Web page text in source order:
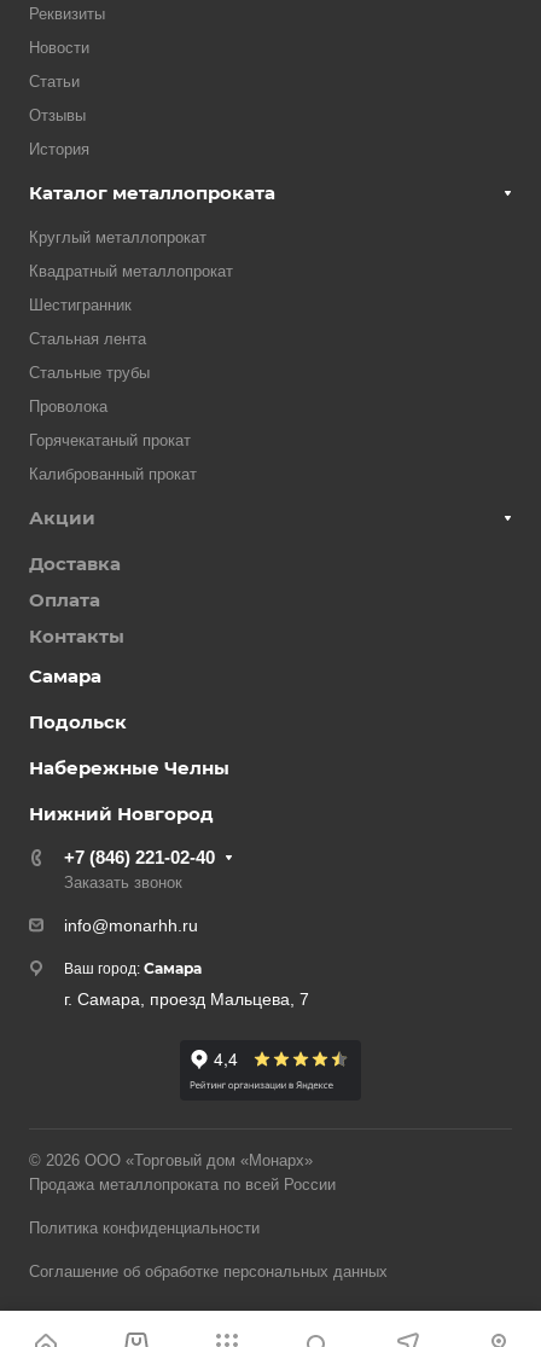
Реквизиты
Новости
Статьи
Отзывы
История
Каталог металлопроката
Круглый металлопрокат
Квадратный металлопрокат
Шестигранник
Стальная лента
Стальные трубы
Проволока
Горячекатаный прокат
Калиброванный прокат
Акции
Доставка
Оплата
Контакты
Самара
Подольск
Набережные Челны
Нижний Новгород
+7 (846) 221-02-40
Заказать звонок
info@monarhh.ru
Ваш город: Самара
г. Самара, проезд Мальцева, 7
© 2026 ООО «Торговый дом «Монарх»
Продажа металлопроката по всей России
Политика конфиденциальности
Соглашение об обработке персональных данных